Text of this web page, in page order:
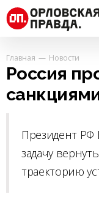
Главная Новости
Россия
Президент РФ
задачу
траекторию